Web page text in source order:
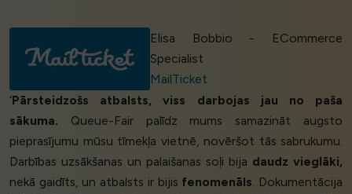
Elisa Bobbio - ECommerce
Specialist
MailTicket
‘Pārsteidzošs atbalsts, viss darbojas jau no paša
sākuma. Queue-Fair palīdz mums samazināt augsto
pieprasījumu mūsu tīmekļa vietnē, novēršot tās sabrukumu.
Darbības uzsākšanas un palaišanas soļi bija daudz vieglāki,
nekā gaidīts, un atbalsts ir bijis fenomenāls. Dokumentācija